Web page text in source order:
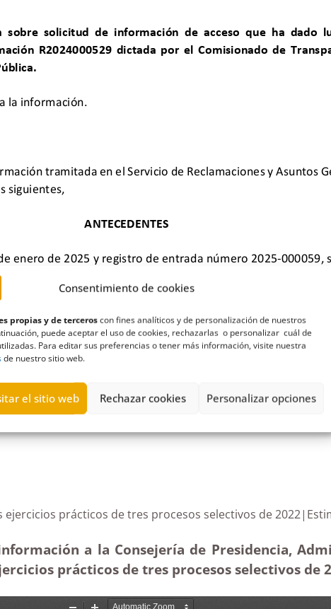
Consentimiento de cookies
propias y de terceroscon fines analíticos y de personalización de nuestros
puede aceptar el uso de cookies, rechazarlas o personalizar cuál de
Para editar sus preferencias o tener más información, visite nuestra
de nuestro sitio web.
el sitio web Rechazar cookies Personalizar opciones
la Información Pública Gobierno de
los ejercicios prácticos de tres procesos selectivos de
a la Consejería de Presidencia,
prácticos de tres procesos selectivos de